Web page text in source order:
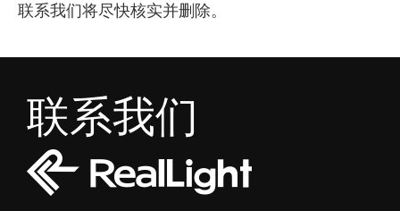
联系我们将尽快核实并删除。
联系我们